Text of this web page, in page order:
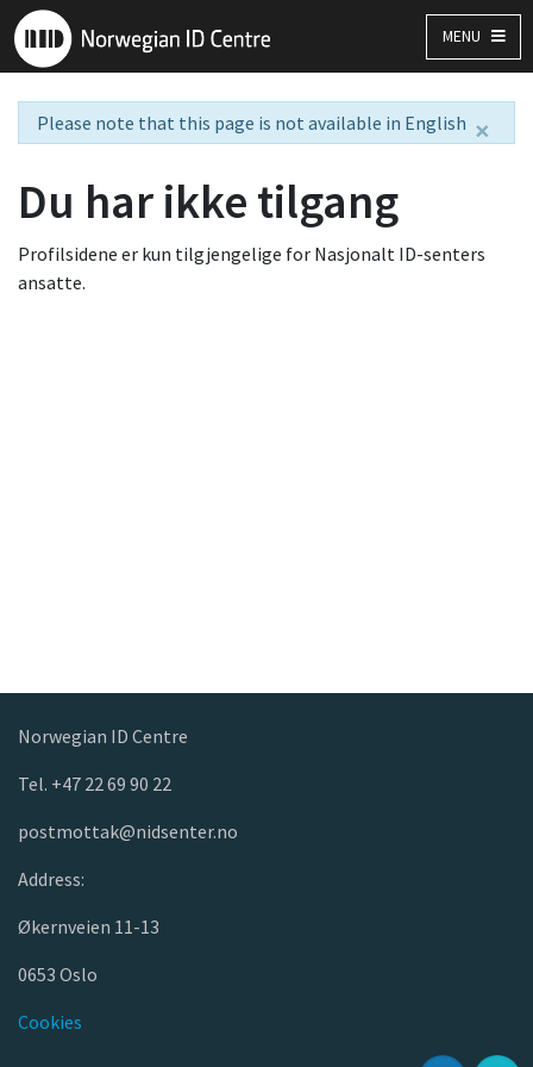
MENU
×
Please note that this page is not available in English
Du har ikke tilgang
Profilsidene er kun tilgjengelige for Nasjonalt ID-senters
ansatte.
Norwegian ID Centre
Tel. +47 22 69 90 22
postmottak@nidsenter.no
Address:
Økernveien 11-13
0653 Oslo
Cookies